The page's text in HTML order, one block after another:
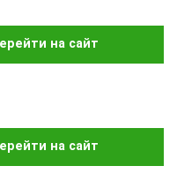
на сайт
на сайт